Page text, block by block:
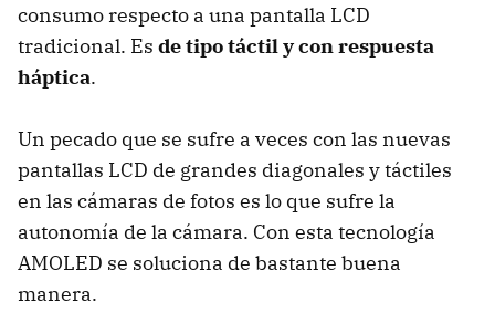
consumo respecto a una pantalla LCD
tradicional. Es de tipo táctil y con respuesta
háptica.
Un pecado que se sufre a veces con las nuevas
pantallas LCD de grandes diagonales y táctiles
en las cámaras de fotos es lo que sufre la
autonomía de la cámara. Con esta tecnología
AMOLED se soluciona de bastante buena
manera.